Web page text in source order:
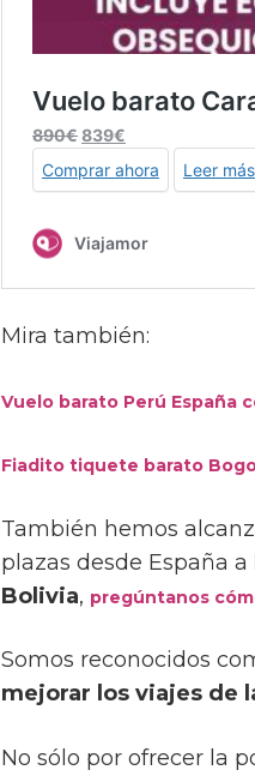
Mira también:
Vuelo barato Perú España
Fiadito tiquete barato
También hemos
plazas desde España a
Bolivia, pregúntanos
Somos reconocidos
mejorar los viajes de
No sólo por ofrecer la